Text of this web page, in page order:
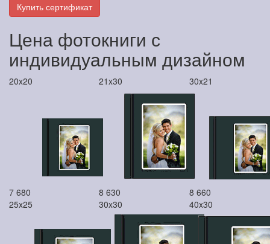
Купить сертификат
Цена фотокниги с
индивидуальным дизайном
20x20
7 680
21x30
8 630
30x21
8 660
25x25
30x30 40x30